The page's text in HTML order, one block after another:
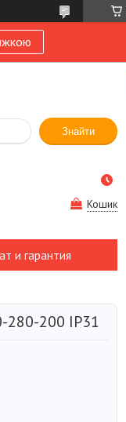
Знайти
Кошик
и гарантия
280-200 IP31